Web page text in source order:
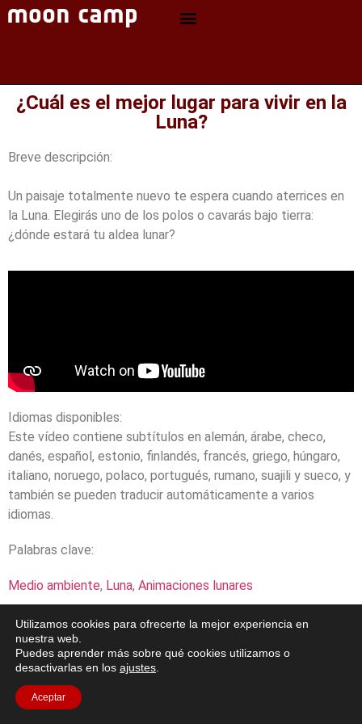
¿Cuál es el mejor lugar para vivir en la
Luna?
Breve descripción:
Un paisaje totalmente nuevo te espera cuando aterrices en
la Luna. Elegirás uno de los polos o cavarás bajo tierra:
¿dónde estará tu aldea lunar?
Idiomas disponibles:
Este vídeo contiene subtítulos en alemán, árabe, checo,
danés, español, estonio, finlandés, francés, griego, húngaro,
italiano, noruego, polaco, portugués, rumano, suajili y sueco, y
también se pueden traducir automáticamente a varios
idiomas.
Palabras clave:
Medio ambiente, Luna, Animaciones lunares
Utilizamos cookies para ofrecerte la mejor experiencia en
nuestra web.
Puedes aprender más sobre qué cookies utilizamos o
desactivarlas en los ajustes
Aceptar